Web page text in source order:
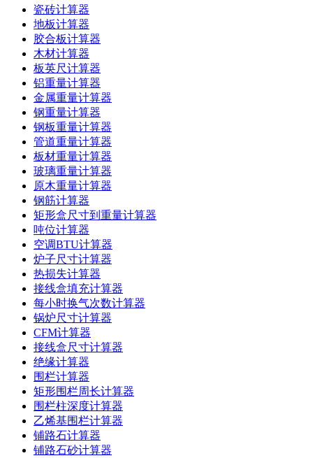
瓷砖计算器
地板计算器
胶合板计算器
木材计算器
板英尺计算器
铝重量计算器
金属重量计算器
钢重量计算器
钢板重量计算器
管道重量计算器
板材重量计算器
玻璃重量计算器
原木重量计算器
钢筋计算器
矩形盒尺寸到重量计算器
吨位计算器
空调BTU计算器
炉子尺寸计算器
热损失计算器
接线盒填充计算器
每小时换气次数计算器
锅炉尺寸计算器
CFM计算器
接线盒尺寸计算器
绝缘计算器
围栏计算器
矩形围栏周长计算器
围栏柱深度计算器
乙烯基围栏计算器
铺路石计算器
铺路石砂计算器